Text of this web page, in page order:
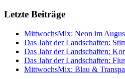
Letzte Beiträge
MittwochsMix: Neon im
Das Jahr der Landschaften:
Das Jahr der Landschaften:
Das Jahr der Landschaften:
MittwochsMix: Blau &